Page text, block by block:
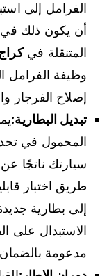
أن يكون ذلك في
المتنقلة في
وظيفة الفرامل
إصلاح الفرجار
تبديل البطارية:
المحمول في
سيارتك ناتجًا
طريق اختبار
إلى بطارية
الاستبدال على
مدعومة